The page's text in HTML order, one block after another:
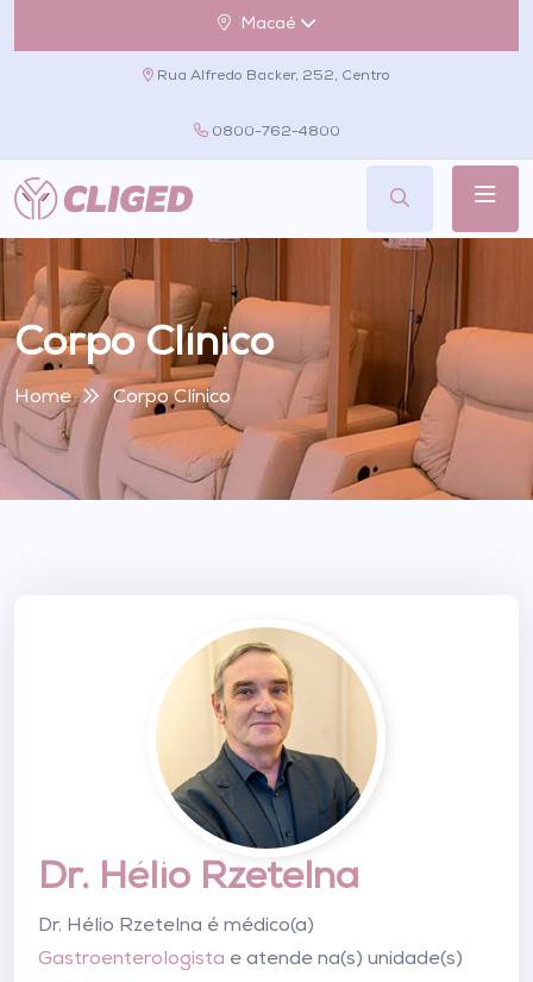
Macaé
Rua Alfredo Backer, 252, Centro
0800-762-4800
Corpo Clínico
Home Corpo Clínico
Dr. Hélio Rzetelna
Dr. Hélio Rzetelna é médico(a)
Gastroenterologista e atende na(s) unidade(s)